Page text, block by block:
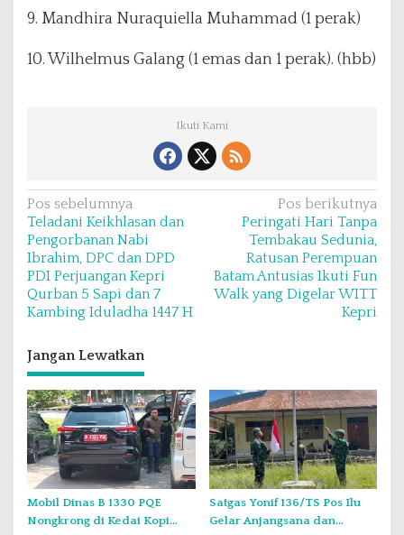
9. Mandhira Nuraquiella Muhammad (1 perak)
10. Wilhelmus Galang (1 emas dan 1 perak). (hbb)
Ikuti Kami
N
a
v
i
g
s
i
p
o
s
Pos sebelumnya
Teladani Keikhlasan dan
Pengorbanan Nabi
Ibrahim, DPC dan DPD
PDI Perjuangan Kepri
Qurban 5 Sapi dan 7
Kambing Iduladha 1447 H
Pos berikutnya
Peringati Hari Tanpa
Tembakau Sedunia,
Ratusan Perempuan
Batam Antusias Ikuti Fun
Walk yang Digelar WITT
Kepri
Jangan Lewatkan
Mobil Dinas B 1330 PQE
Nongkrong di Kedai Kopi
Satgas Yonif 136/TS Pos Ilu
Gelar Anjangsana dan